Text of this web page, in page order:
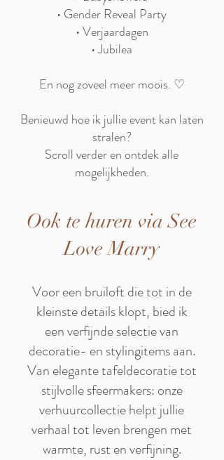
• Gender Reveal Party
• Verjaardagen
• Jubilea
En nog zoveel meer moois. ♡
Benieuwd hoe ik jullie event kan laten
stralen?
Scroll verder en ontdek alle
mogelijkheden.
Ook te huren via See
Love Marry
Voor een bruiloft die tot in de
kleinste details klopt, bied ik
een verfijnde selectie van
decoratie- en stylingitems aan.
Van elegante tafeldecoratie tot
stijlvolle sfeermakers: onze
verhuurcollectie helpt jullie
verhaal tot leven brengen met
warmte, rust en verfijning.